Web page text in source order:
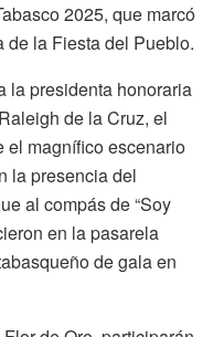
2025, que marcó
de la Fiesta del Pueblo.
la presidenta honoraria
de la Cruz, el
el magnífico escenario
la presencia del
al compás de “Soy
en la pasarela
de gala en